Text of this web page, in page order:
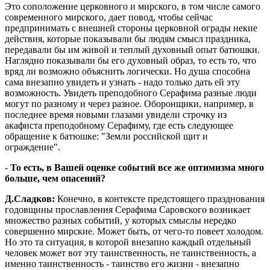
Это соположение церковного и мирского, в том числе самого
современного мирского, дает повод, чтобы сейчас
предпринимать с внешней стороны церковной ограды некие
действия, которые показывали бы людям смысл праздника,
передавали бы им живой и теплый духовный опыт батюшки.
Наглядно показывали бы его духовный образ, то есть то, что
вряд ли возможно объяснить логически. Но душа способна
сама внезапно увидеть и узнать - надо только дать ей эту
возможность. Увидеть преподобного Серафима разные люди
могут по разному и через разное. Оборонщики, например, в
последнее время новыми глазами увидели строчку из
акафиста преподобному Серафиму, где есть следующее
обращение к батюшке: "Земли российской щит и
ограждение".
- То есть, в Вашей оценке событий все же оптимизма много
больше, чем опасений?
Д.Сладков: Конечно, в контексте предстоящего празднования
годовщины прославления Серафима Саровского возникает
множество разных событий, у которых смыслы нередко
совершенно мирские. Может быть, от чего-то повеет холодом.
Но это та ситуация, в которой внезапно каждый отдельный
человек может вот эту таинственность, не таинственность, а
именно таинственность - таинство его жизни - внезапно